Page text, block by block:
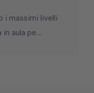
i massimi livelli
aula pe...